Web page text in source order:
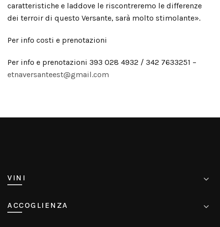
caratteristiche e laddove le riscontreremo le differenze
dei terroir di questo Versante, sarà molto stimolante».
Per info costi e prenotazioni
Per info e prenotazioni 393 028 4932 / 342 7633251 –
etnaversanteest@gmail.com
VINI
ACCOGLIENZA